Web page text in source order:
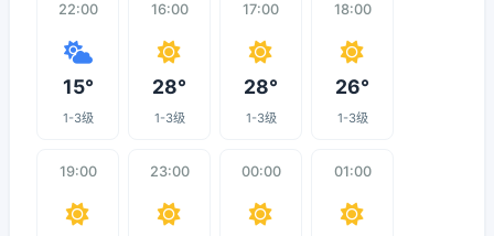
22:00
15°
1-3级
16:00
28°
1-3级
17:00
28°
1-3级
18:00
26°
1-3级
19:00 23:00 00:00 01:00